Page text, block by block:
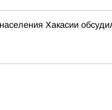
Хакасии